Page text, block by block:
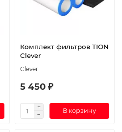
Комплект фильтров TION
Clever
Clever
5 450 ₽
В корзину